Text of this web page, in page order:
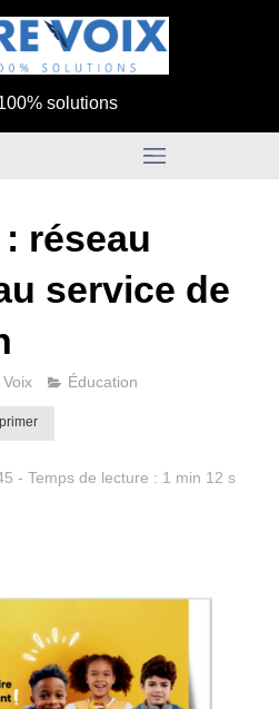
solutions
réseau
service de
Voix Éducation
- Temps de lecture : 1 min 12 s